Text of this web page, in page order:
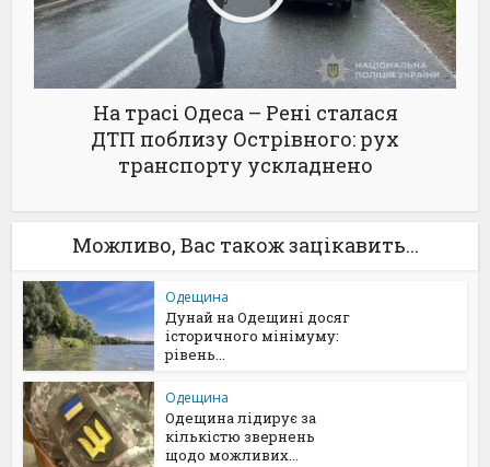
На трасі Одеса – Рені сталася
ДТП поблизу Острівного: рух
транспорту ускладнено
Можливо, Вас також зацікавить...
Одещина
Дунай на Одещині досяг
історичного мінімуму:
рівень...
Одещина
Одещина лідирує за
кількістю звернень
щодо можливих...